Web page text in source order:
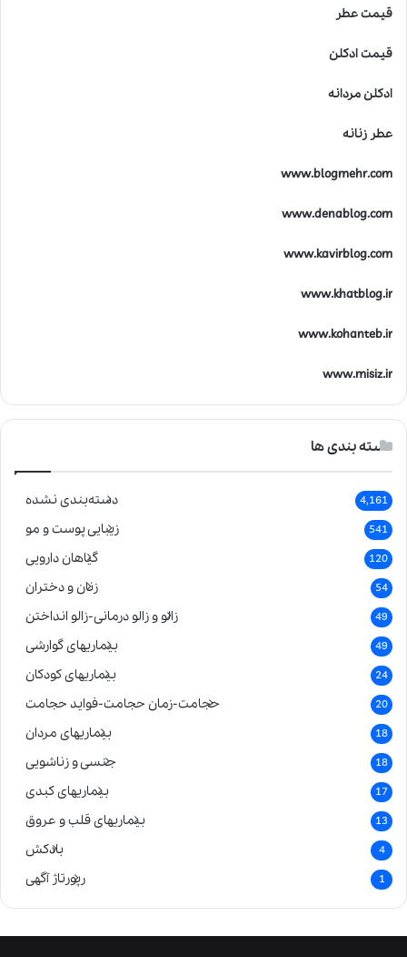
قیمت عطر
قیمت ادکلن
ادکلن مردانه
عطر زنانه
www.blogmehr.com
www.denablog.com
www.kavirblog.com
www.khatblog.ir
www.kohanteb.ir
www.misiz.ir
دسته بندی ها
دسته‌بندی نشده 4,161
زیبایی پوست و مو 541
گیاهان دارویی 120
زنان و دختران 54
زالو و زالو درمانی-زالو انداختن 49
بیماریهای گوارشی 49
بیماریهای کودکان 24
حجامت-زمان حجامت-فواید حجامت 20
بیماریهای مردان 18
جنسی و زناشویی 18
بیماریهای کبدی 17
بیماریهای قلب و عروق 13
بادکش 4
رپورتاژ آگهی 1